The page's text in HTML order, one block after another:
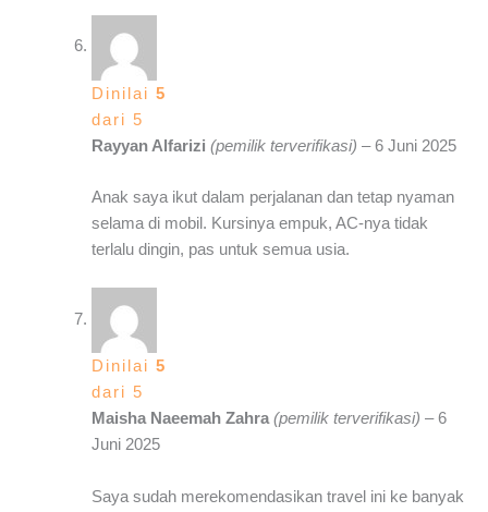
Dinilai 5
dari 5
Rayyan Alfarizi (pemilik terverifikasi) – 6 Juni 2025
Anak saya ikut dalam perjalanan dan tetap nyaman
selama di mobil. Kursinya empuk, AC-nya tidak
terlalu dingin, pas untuk semua usia.
Dinilai 5
dari 5
Maisha Naeemah Zahra(pemilik terverifikasi) – 6
Juni 2025
Saya sudah merekomendasikan travel ini ke banyak